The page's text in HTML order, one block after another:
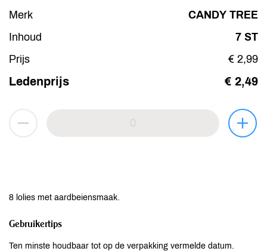
Merk
CANDY TREE
Inhoud
7 ST
Prijs
€ 2,99
Ledenprijs € 2,49
8 lolies met aardbeiensmaak.
Gebruikertips
Ten minste houdbaar tot op de verpakking vermelde datum.